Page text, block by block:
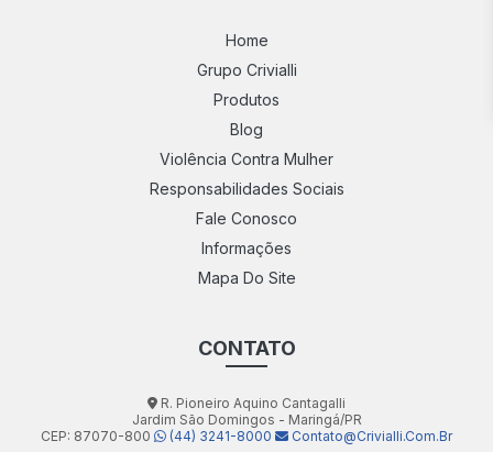
Home
Grupo Crivialli
Produtos
Blog
Violência Contra Mulher
Responsabilidades Sociais
Fale Conosco
Informações
Mapa Do Site
CONTATO
R. Pioneiro Aquino Cantagalli
Jardim São Domingos - Maringá/PR
CEP: 87070-800
(44) 3241-8000 Contato@crivialli.com.br